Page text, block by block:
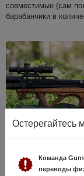
совместимые (сам
барабанчики в
95 000 руб.
Остерегайтесь
Команда
переводы